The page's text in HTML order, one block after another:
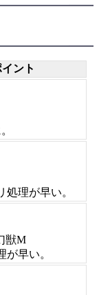
ント
処理が早い。
獣M
が早い。